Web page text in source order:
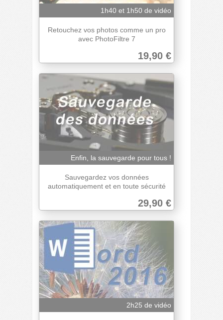
1h40 et 1h50 de vidéo
Retouchez vos photos comme un pro
avec PhotoFiltre 7
19,90 €
Enfin, la sauvegarde pour tous !
Sauvegardez vos données
automatiquement et en toute sécurité
29,90 €
2h25 de vidéo